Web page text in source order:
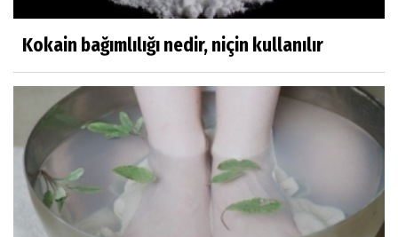
Kokain bağımlılığı nedir, niçin kullanılır